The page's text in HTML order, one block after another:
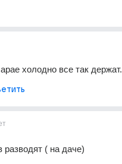
холодно все так держат.
разводят ( на даче)